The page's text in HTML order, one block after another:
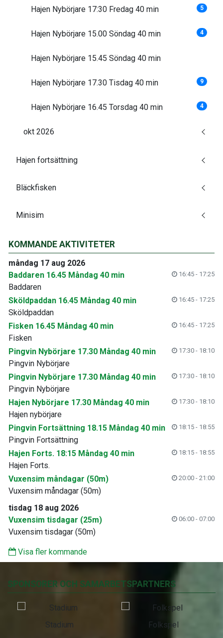
Hajen Nybörjare 17:30 Fredag 40 min 5
Hajen Nybörjare 15.00 Söndag 40 min 4
Hajen Nybörjare 15.45 Söndag 40 min
Hajen Nybörjare 17.30 Tisdag 40 min 9
Hajen Nybörjare 16.45 Torsdag 40 min 4
okt 2026
Hajen fortsättning
Bläckfisken
Minisim
KOMMANDE AKTIVITETER
måndag 17 aug 2026
Baddaren 16.45 Måndag 40 min
16:45 - 17:25
Baddaren
Sköldpaddan 16.45 Måndag 40 min
16:45 - 17:25
Sköldpaddan
Fisken 16.45 Måndag 40 min
16:45 - 17:25
Fisken
Pingvin Nybörjare 17.30 Måndag 40 min
17:30 - 18:10
Pingvin Nybörjare
Pingvin Nybörjare 17.30 Måndag 40 min
17:30 - 18:10
Pingvin Nybörjare
Hajen Nybörjare 17.30 Måndag 40 min
17:30 - 18:10
Hajen nybörjare
Pingvin Fortsättning 18.15 Måndag 40 min
18:15 - 18:55
Pingvin Fortsättning
Hajen Forts. 18:15 Måndag 40 min
18:15 - 18:55
Hajen Forts.
Vuxensim måndagar (50m)
20:00 - 21:00
Vuxensim måndagar (50m)
tisdag 18 aug 2026
Vuxensim tisdagar (25m)
06:00 - 07:00
Vuxensim tisdagar (50m)
Visa fler kommande
SPONSORER OCH SAMARBETSPARTNERS
Stadium Folkspel